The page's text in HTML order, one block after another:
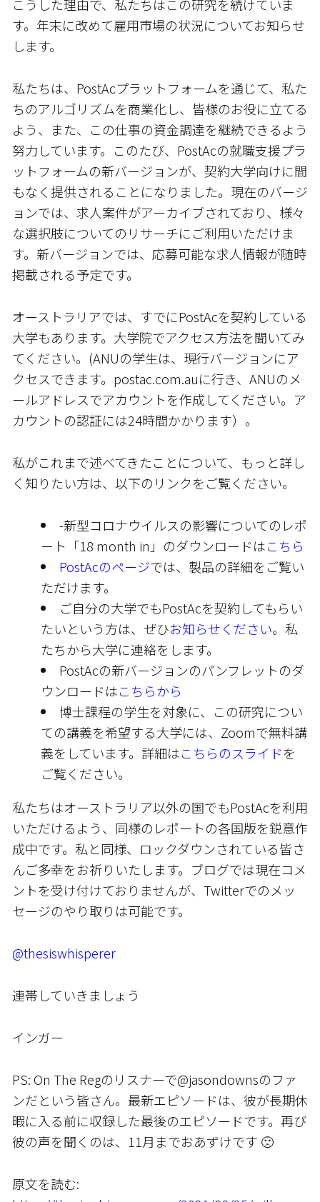
こうした理由で、私たちはこの研究を続けていま
す。年末に改めて雇用市場の状況についてお知らせ
します。
私たちは、PostAcプラットフォームを通じて、私た
ちのアルゴリズムを商業化し、皆様のお役に立てる
よう、また、この仕事の資金調達を継続できるよう
努力しています。このたび、PostAcの就職支援プラ
ットフォームの新バージョンが、契約大学向けに間
もなく提供されることになりました。現在のバージ
ョンでは、求人案件がアーカイブされており、様々
な選択肢についてのリサーチにご利用いただけま
す。新バージョンでは、応募可能な求人情報が随時
掲載される予定です。
オーストラリアでは、すでにPostAcを契約している
大学もあります。大学院でアクセス方法を聞いてみ
てください。(ANUの学生は、現行バージョンにア
クセスできます。postac.com.auに行き、ANUのメ
ールアドレスでアカウントを作成してください。ア
カウントの認証には24時間かかります）。
私がこれまで述べてきたことについて、もっと詳し
く知りたい方は、以下のリンクをご覧ください。
-新型コロナウイルスの影響についてのレポ
ート「18 month in」のダウンロードはこちら
PostAcのページでは、製品の詳細をご覧い
ただけます。
ご自分の大学でもPostAcを契約してもらい
たいという方は、ぜひお知らせください。私
たちから大学に連絡をします。
PostAcの新バージョンのパンフレットのダ
ウンロードはこちらから
博士課程の学生を対象に、この研究につい
ての講義を希望する大学には、Zoomで無料講
義をしています。詳細はこちらのスライドを
ご覧ください。
私たちはオーストラリア以外の国でもPostAcを利用
いただけるよう、同様のレポートの各国版を鋭意作
成中です。私と同様、ロックダウンされている皆さ
んご多幸をお祈りいたします。ブログでは現在コメ
ントを受け付けておりませんが、Twitterでのメッ
セージのやり取りは可能です。
@thesiswhisperer
連帯していきましょう
インガー
PS: On The Regのリスナーで@jasondownsのファ
ンだという皆さん。最新エピソードは、彼が長期休
暇に入る前に収録した最後のエピソードです。再び
彼の声を聞くのは、11月までおあずけです 🙁
原文を読む: